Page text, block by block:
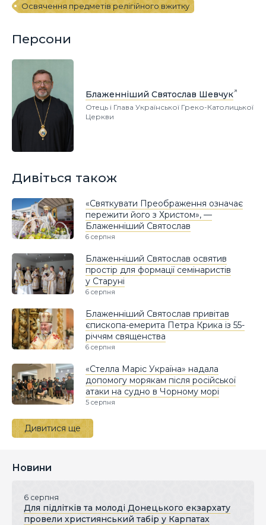
Освячення предметів релігійного вжитку
Персони
Блаженніший Святослав Шевчук
Отець і Глава Української Греко-Католицької
Церкви
Дивіться також
«Святкувати Преображення означає
пережити його з Христом», —
Блаженніший Святослав
6 серпня
Блаженніший Святослав освятив
простір для формації семінаристів
у Старуні
6 серпня
Блаженніший Святослав привітав
єпископа-емерита Петра Крика із 55-
річчям священства
6 серпня
«Стелла Маріс Україна» надала
допомогу морякам після російської
атаки на судно в Чорному морі
5 серпня
Дивитися ще
Новини
6 серпня
Для підлітків та молоді Донецького екзархату
провели християнський табір у Карпатах